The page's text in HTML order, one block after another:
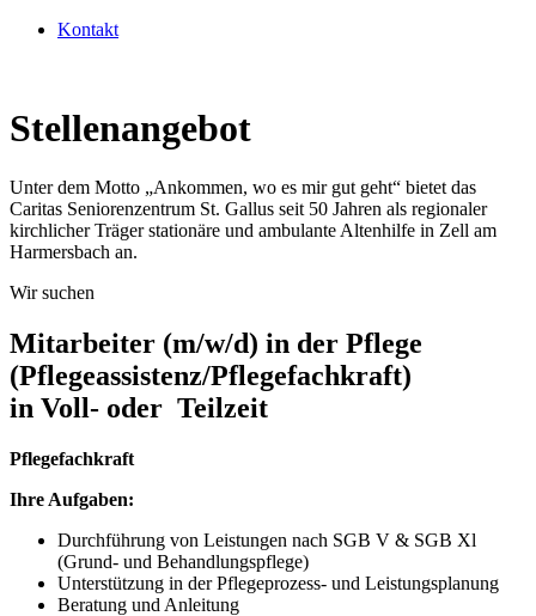
Kontakt
Stellenangebot
Unter dem Motto „Ankommen, wo es mir gut geht“ bietet das
Caritas Seniorenzentrum St. Gallus seit 50 Jahren als regionaler
kirchlicher Träger stationäre und ambulante Altenhilfe in Zell am
Harmersbach an.
Wir suchen
Mitarbeiter (m/w/d) in der Pflege
(Pflegeassistenz/Pflegefachkraft)
in Voll- oder Teilzeit
Pflegefachkraft
Ihre Aufgaben:
Durchführung von Leistungen nach SGB V & SGB Xl
(Grund- und Behandlungspflege)
Unterstützung in der Pflegeprozess- und Leistungsplanung
Beratung und Anleitung